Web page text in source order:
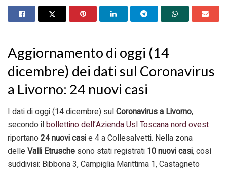
Aggiornamento di oggi (14
dicembre) dei dati sul Coronavirus
a Livorno: 24 nuovi casi
I dati di oggi (14 dicembre) sulCoronavirus a Livorno,
secondo ilbollettino dell’Azienda Usl Toscana nord ovest
riportano24 nuovi casie 4 a Collesalvetti. Nella zona
delleValli Etrusche sono stati registrati 10 nuovi casi, così
suddivisi: Bibbona 3, Campiglia Marittima 1, Castagneto